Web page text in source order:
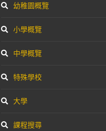
幼稚園概覽
小學概覽
中學概覽
特殊學校
大學
課程搜尋